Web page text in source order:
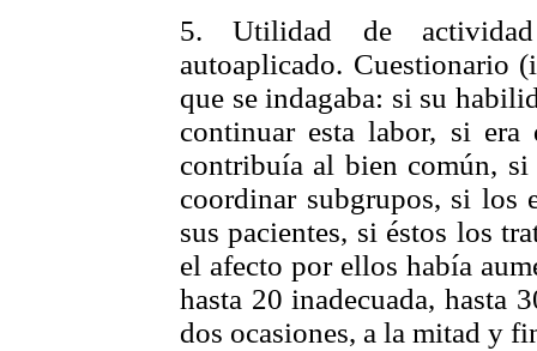
5. Utilidad de
autoaplicado. Cuestionario
que se indagaba: si su
continuar esta labor, si
contribuía al bien común, si
coordinar subgrupos, si los
sus pacientes, si éstos los
el afecto por ellos había
hasta 20 inadecuada, hasta
dos ocasiones, a la mitad y